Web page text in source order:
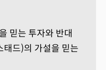
믿는 투자와 반대
태드)의 가설을 믿는